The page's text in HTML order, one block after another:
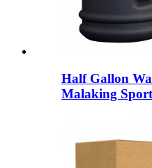
Half Gallon
Malaking